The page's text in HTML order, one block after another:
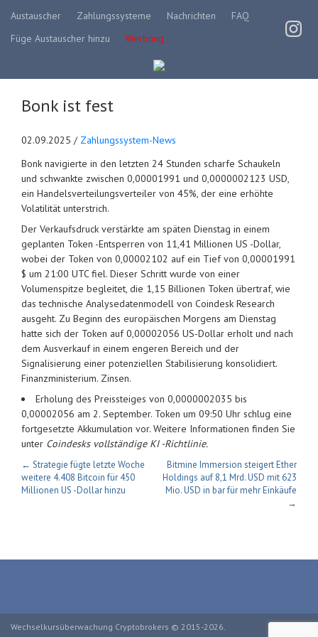
Austauscher Zahlungssysteme Nachrichten
FAQ
Füge Austauscher hinzu
Werbung
Bonk ist fest
02.09.2025 / Zahlungssystem-News
Bonk navigierte in den letzten 24 Stunden scharfe Schaukeln
und schwankte zwischen 0,00001991 und 0,0000002123 USD,
ein Handelsverteilungsverteiler von 45%, der eine erhöhte
Volatilität unterstrich.
Der Verkaufsdruck verstärkte am späten Dienstag in einem
geplanten Token -Entsperren von 11,41 Millionen US -Dollar,
wobei der Token von 0,00002102 auf ein Tief von 0,00001991
$ um 21:00 UTC fiel. Dieser Schritt wurde von einer
Volumenspitze begleitet, die 1,15 Billionen Token übertraf, wie
das technische Analysedatenmodell von Coindesk Research
ausgeht. Zu Beginn des europäischen Morgens am Dienstag
hatte sich der Token auf 0,00002056 US-Dollar erholt und nach
dem Ausverkauf in einem engeren Bereich und der
Signalisierung einer potenziellen Stabilisierung konsolidiert.
Finanzministerium. Zinsen.
Erholung des Preissteiges von 0,0000002035 bis
0,00002056 am 2. September. Token um 09:50 Uhr schlug eine
fortgesetzte Akkumulation vor. Weitere Informationen finden Sie
unter Coindesks vollständige KI -Richtlinie.
← Strategie fügte letzte Woche
weitere 4.408 Bitcoin für 450
Millionen US -Dollar hinzu
Bitmine Immersion steigert Ether
Holdings auf 8,1 Mrd. USD mit 623
Mio. USD in bar für mehr Einkäufe
→
Wechselkursüberwachung Cryptobrokers © 2015-2026.